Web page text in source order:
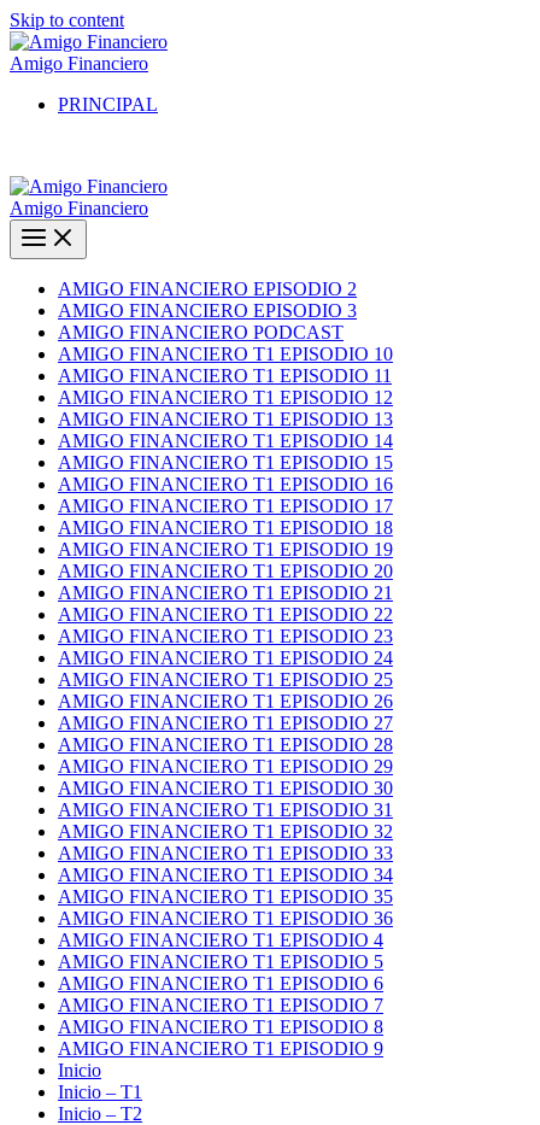
Skip to content
Amigo Financiero
PRINCIPAL
Amigo Financiero
AMIGO FINANCIERO EPISODIO 2
AMIGO FINANCIERO EPISODIO 3
AMIGO FINANCIERO PODCAST
AMIGO FINANCIERO T1 EPISODIO 10
AMIGO FINANCIERO T1 EPISODIO 11
AMIGO FINANCIERO T1 EPISODIO 12
AMIGO FINANCIERO T1 EPISODIO 13
AMIGO FINANCIERO T1 EPISODIO 14
AMIGO FINANCIERO T1 EPISODIO 15
AMIGO FINANCIERO T1 EPISODIO 16
AMIGO FINANCIERO T1 EPISODIO 17
AMIGO FINANCIERO T1 EPISODIO 18
AMIGO FINANCIERO T1 EPISODIO 19
AMIGO FINANCIERO T1 EPISODIO 20
AMIGO FINANCIERO T1 EPISODIO 21
AMIGO FINANCIERO T1 EPISODIO 22
AMIGO FINANCIERO T1 EPISODIO 23
AMIGO FINANCIERO T1 EPISODIO 24
AMIGO FINANCIERO T1 EPISODIO 25
AMIGO FINANCIERO T1 EPISODIO 26
AMIGO FINANCIERO T1 EPISODIO 27
AMIGO FINANCIERO T1 EPISODIO 28
AMIGO FINANCIERO T1 EPISODIO 29
AMIGO FINANCIERO T1 EPISODIO 30
AMIGO FINANCIERO T1 EPISODIO 31
AMIGO FINANCIERO T1 EPISODIO 32
AMIGO FINANCIERO T1 EPISODIO 33
AMIGO FINANCIERO T1 EPISODIO 34
AMIGO FINANCIERO T1 EPISODIO 35
AMIGO FINANCIERO T1 EPISODIO 36
AMIGO FINANCIERO T1 EPISODIO 4
AMIGO FINANCIERO T1 EPISODIO 5
AMIGO FINANCIERO T1 EPISODIO 6
AMIGO FINANCIERO T1 EPISODIO 7
AMIGO FINANCIERO T1 EPISODIO 8
AMIGO FINANCIERO T1 EPISODIO 9
Inicio
Inicio – T1
Inicio – T2